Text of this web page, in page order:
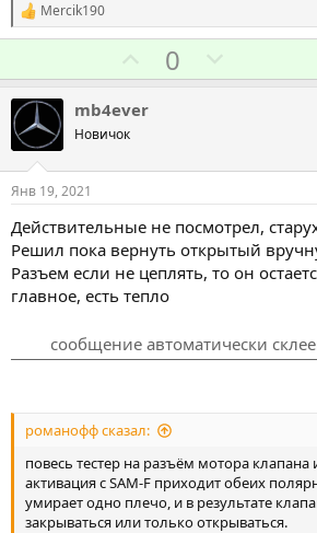
Р
е
и
:
Mercik190
о
л
с
в
а
т
ь
а
0
о
с
в
а
т
р
о
и
в
mb4ever
Новичок
Янв 19, 2021
Действительные не посмотрел,
Решил пока вернуть открытый
Разъем если не цеплять, то он
главное, есть тепло
сообщение автоматически
романофф сказал:
повесь тестер на разъём мотора клапана
активация с SAM-F приходит обеих
умирает одно плечо, и в результате
закрываться или только открываться.